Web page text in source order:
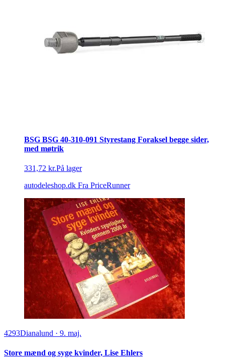
BSG BSG 40-310-091 Styrestang Foraksel begge sider,
med møtrik
331,72 kr.På lager
autodeleshop.dk Fra PriceRunner
4293Dianalund · 9. maj.
Store mænd og syge kvinder, Lise Ehlers